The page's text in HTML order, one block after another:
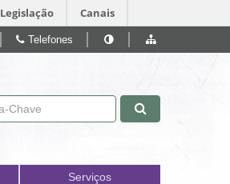
Legislação Canais
Pular para o conteúdo
Telefones
Serviços